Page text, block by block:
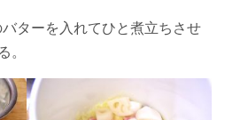
ターを入れてひと煮立ちさせ
。